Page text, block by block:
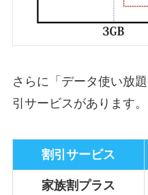
さらに「データ使い放
引サービスがあります。
割引サービス
家族割プラス